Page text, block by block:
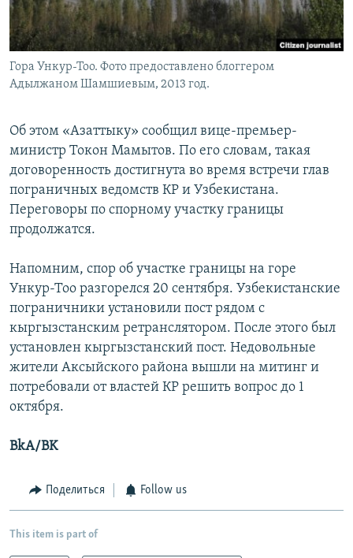
Гора Ункур-Тоо. Фото предоставлено блоггером
Адылжаном Шамшиевым, 2013 год.
Об этом «Азаттыку» сообщил вице-премьер-
министр Токон Мамытов. По его словам, такая
договоренность достигнута во время встречи глав
пограничных ведомств КР и Узбекистана.
Переговоры по спорному участку границы
продолжатся.
Напомним, спор об участке границы на горе
Ункур-Тоо разгорелся 20 сентября. Узбекистанские
пограничники установили пост рядом с
кыргызстанским ретранслятором. После этого был
установлен кыргызстанский пост. Недовольные
жители Аксыйского района вышли на митинг и
потребовали от властей КР решить вопрос до 1
октября.
BkA/BK
Поделиться Follow us
This item is part of